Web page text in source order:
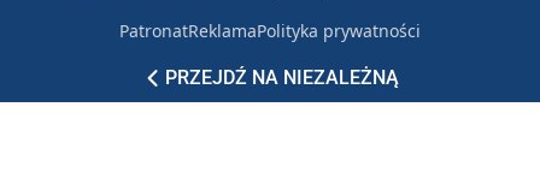
PRZEJDŹ NA NIEZALEŻNĄ
PatronatReklamaPolityka prywatności